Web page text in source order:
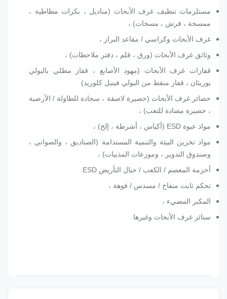
مستلزمات تنظيف غرف الأبحاث (مناديل ، بكرات مطاطية ،
ممسحة ، فرش ، مسحات) ،
غرف الأبحاث وكراسي / مقاعد البراز ،
وثائق غرف الأبحاث (ورق ، قلم ، دفتر ملاحظات) ،
قفازات غرف الأبحاث (مهود الأصابع ، قفاز مطلي بالبولي
يوريثان ، قفاز منقط من البولي فينيل كلوريد)
حصائر غرف الأبحاث (حصيرة لاصقة ، سجادة للطاولة / الأرضية
، حصيرة مضادة للتعب) ،
مواد عبوة ESD (أكياس ، أشرطة ، إلخ) ،
مواد تخزين البيئة والتنمية المستدامة (الصناديق ، والصواني ،
وصندوق التدوير ، وموزعات المذيبات) ،
أحزمة المعصم / الكعب / حبال التأريض ESD.
تحكم ثابت منفاخ / مسدس / فوهة ،
المكبر المضيء ،
ستائر غرف الأبحاث وغيرها